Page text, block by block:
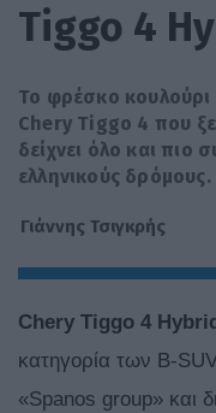
Tiggo 4
Το φρέσκο κουλούρι
Chery Tiggo 4 που
δείχνει όλο και πιο
ελληνικούς δρόμους.
Γιάννης Τσιγκρής
Chery Tiggo 4 Hybrid
κατηγορία των B-
«Spanos group» και